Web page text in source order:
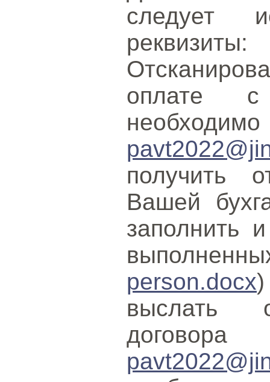
следует
оплате с
получить
Вашей
заполнить
person.docx
выслать